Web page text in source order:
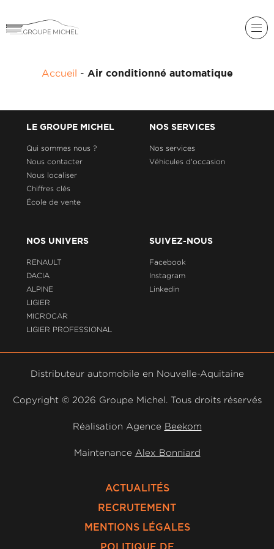
DACIA
LIGIER
MICROCAR
LIGIER
PROFESSIONAL
GROUPE
ACADÉMIE
HISTORIQUE
DU
MICHEL
Accueil - Air conditionné automatique
LE GROUPE MICHEL
Qui sommes nous ?
Nous contacter
Nous localiser
Chiffres clés
École de vente
NOS SERVICES
Nos services
Véhicules d'occasion
NOS UNIVERS
RENAULT
DACIA
ALPINE
LIGIER
MICROCAR
LIGIER PROFESSIONAL
SUIVEZ-NOUS
Facebook
Instagram
Linkedin
Distributeur automobile en Nouvelle-Aquitaine
Copyright © 2026 Groupe Michel. Tous droits réservés
Réalisation Agence Beekom
Maintenance Alex Bonniard
ACTUALITÉS
RECRUTEMENT
MENTIONS LÉGALES